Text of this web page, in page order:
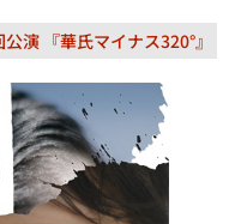
演 『華氏マイナス320°』